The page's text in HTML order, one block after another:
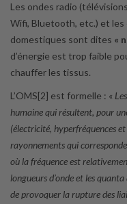
Les ondes radio
Wifi, Bluetooth, etc.) et
domestiques sont dites «
d’énergie est trop faible
chauffer les tissus.
L’OMS[2] est formelle : «
humaine qui résultent, pour
(électricité, hyperfréquences
rayonnements qui
où la fréquence est
longueurs d’onde et les
de provoquer la rupture des